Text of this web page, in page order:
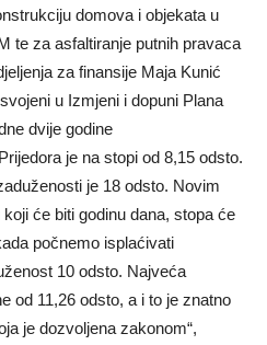
domova i objekata u
te za asfaltiranje putnih pravaca
za finansije Maja Kunić
u Izmjeni i dopuni Plana
dvije godine
je na stopi od 8,15 odsto.
je 18 odsto. Novim
će biti godinu dana, stopa će
počnemo isplaćivati
10 odsto. Najveća
od 11,26 odsto, a i to je znatno
je dozvoljena zakonom“,